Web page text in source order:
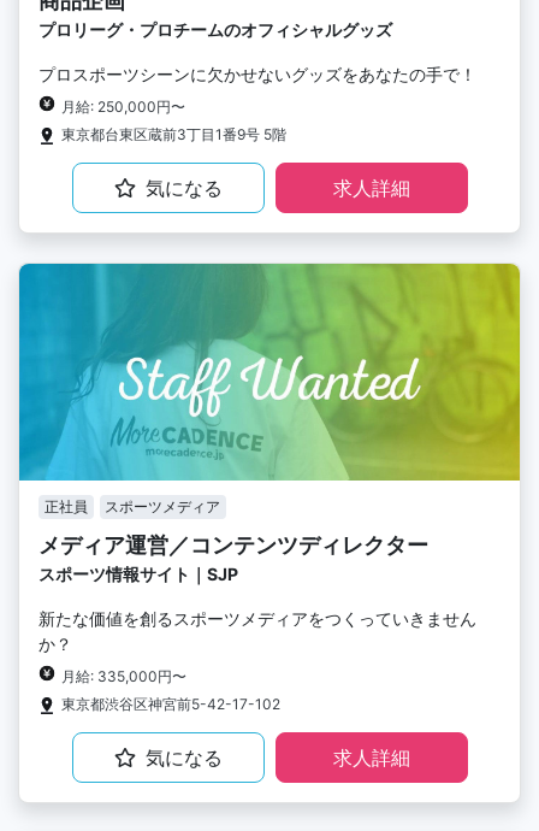
プロリーグ・プロチームのオフィシャルグッズ
プロスポーツシーンに欠かせないグッズをあなたの手で！
月給: 250,000円〜
東京都台東区蔵前3丁目1番9号 5階
気になる 求人詳細
正社員 スポーツメディア
メディア運営／コンテンツディレクター
スポーツ情報サイト｜SJP
新たな価値を創るスポーツメディアをつくっていきません
か？
月給: 335,000円〜
東京都渋谷区神宮前5-42-17-102
気になる 求人詳細